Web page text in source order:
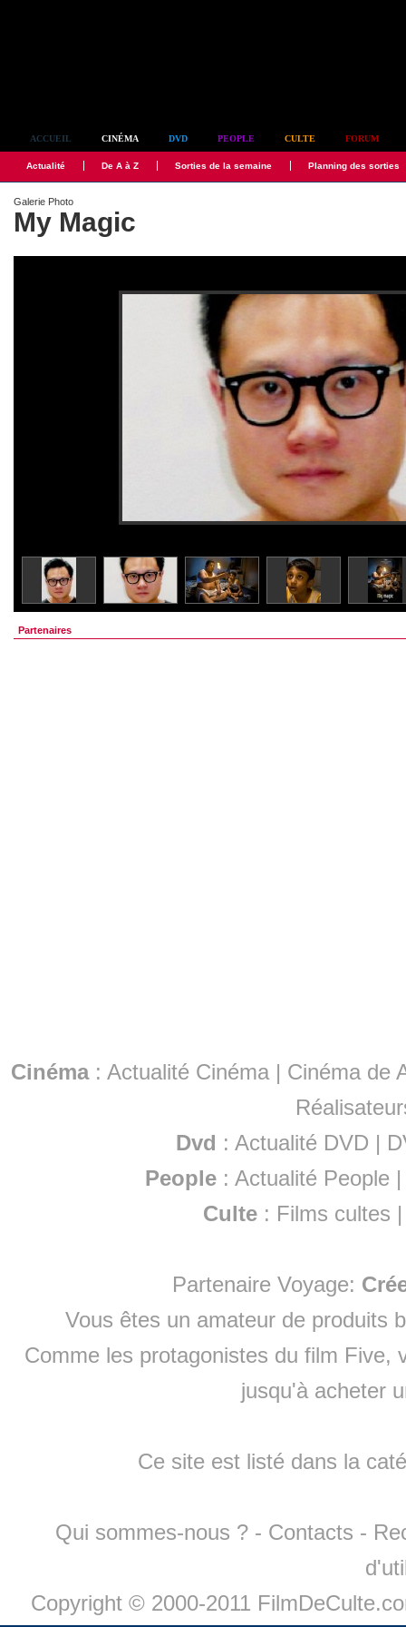
ACCUEIL CINÉMA DVD PEOPLE CULTE FORUM
Actualité De A à Z Sorties de la semaine Planning des sorties
Galerie Photo
My Magic
Partenaires
Cinéma: Actualité Cinéma | Cinéma de
Dvd : Actualité DVD |
People :Actualité People
Culte : Films cultes
Partenaire Voyage:
Vous êtes un amateur de produits
Comme les protagonistes du film Five,
jusqu'à acheter
Ce site est listé dans la
Qui sommes-nous ? - Contacts -
Copyright © 2000-2011